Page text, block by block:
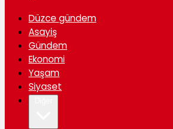
Düzce gündem
Asayiş
Gündem
Ekonomi
Yaşam
Siyaset